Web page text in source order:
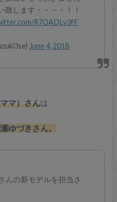
致します・・・・！！
R7QADLy3fF
June 4, 2018
マ）さんは
ゆづきさん。
んの新モデルを担当さ